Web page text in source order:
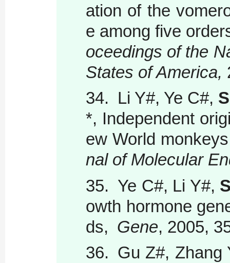
ation of the
e among five
oceedings of the
States of America,
34. Li Y#, Ye C#,
*, Independent
ew World
nal of Molecular
35. Ye C#, Li Y#,
owth hormone
ds, Gene, 2005,
36. Gu Z#,